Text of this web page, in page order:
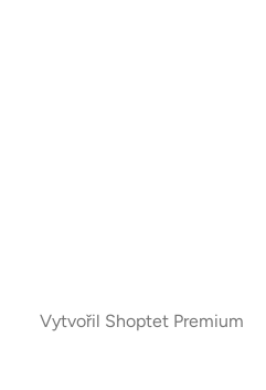
Vytvořil Shoptet Premium